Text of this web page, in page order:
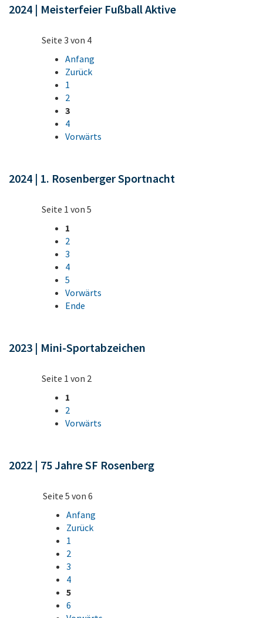
2024 | Meisterfeier Fußball Aktive
Seite 3 von 4
Anfang
Zurück
1
2
3
4
Vorwärts
2024 | 1. Rosenberger Sportnacht
Seite 1 von 5
1
2
3
4
5
Vorwärts
Ende
2023 | Mini-Sportabzeichen
Seite 1 von 2
1
2
Vorwärts
2022 | 75 Jahre SF Rosenberg
Seite 5 von 6
Anfang
Zurück
1
2
3
4
5
6